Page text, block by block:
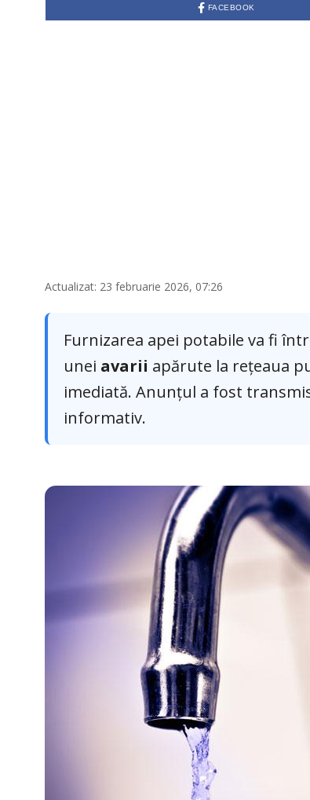
FACEBOOK
Actualizat: 23 februarie 2026, 07:26
Furnizarea apei potabile va fi
unei avarii apărute la rețeaua
imediată. Anunțul a fost
informativ.